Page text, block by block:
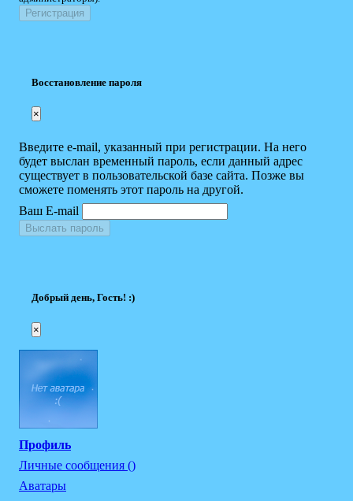
Восстановление пароля
×
Введите e-mail, указанный при регистрации. На него
будет выслан временный пароль, если данный адрес
существует в пользовательской базе сайта. Позже вы
сможете поменять этот пароль на другой.
Ваш E-mail
Выслать пароль
Добрый день, Гость! :)
×
Профиль
Личные сообщения ()
Аватары